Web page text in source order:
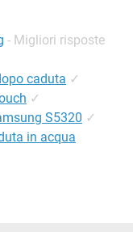
- Migliori risposte
caduta ✓
✓
S5320 ✓
in acqua